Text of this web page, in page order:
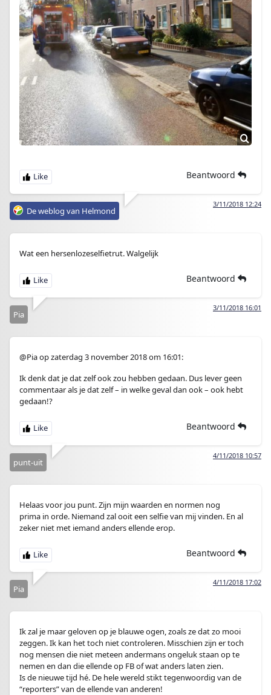
Beantwoord
3/11/2018 12:24
De weblog van Helmond
Wat een hersenlozeselfietrut. Walgelijk
Beantwoord
3/11/2018 16:01
Pia
@Pia op zaterdag 3 november 2018 om 16:01:
Ik denk dat je dat zelf ook zou hebben gedaan. Dus lever geen
commentaar als je dat zelf – in welke geval dan ook – ook hebt
gedaan!?
Beantwoord
4/11/2018 10:57
punt-uit
Helaas voor jou punt. Zijn mijn waarden en normen nog
prima in orde. Niemand zal ooit een selfie van mij vinden. En al
zeker niet met iemand anders ellende erop.
Beantwoord
4/11/2018 17:02
Pia
Ik zal je maar geloven op je blauwe ogen, zoals ze dat zo mooi
zeggen. Ik kan het toch niet controleren. Misschien zijn er toch
nog mensen die niet meteen andermans ongeluk staan op te
nemen en dan die ellende op FB of wat anders laten zien.
Is de nieuwe tijd hé. De hele wereld stikt tegenwoordig van de
“reporters” van de ellende van anderen!